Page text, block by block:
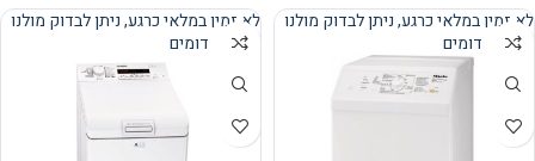
נמכר
לא זמין במלאי כרגע, ניתן לבדוק מולנו
מוצרים דומים
נמכר
לא זמין במלאי כרגע, ניתן לבדוק מולנו
מוצרים דומים